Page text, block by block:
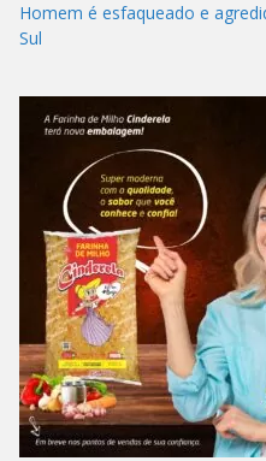
Homem é esfaqueado e
Sul